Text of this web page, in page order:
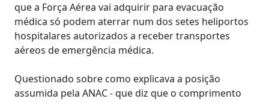
que a Força Aérea vai adquirir para evacuação
médica só podem aterrar num dos setes heliportos
hospitalares autorizados a receber transportes
aéreos de emergência médica.
Questionado sobre como explicava a posição
assumida pela ANAC - que diz que o comprimento